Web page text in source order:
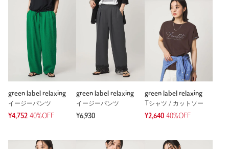
※レビューは、個人の主観による感想・体感によるもので、商品の効果や性
能を保証するものではありません。
もっと見る
green label relaxing
イージーパンツ
¥4,752 40%OFF
green label relaxing
イージーパンツ
¥6,930
green label relaxing
Tシャツ / カットソー
¥2,640 40%OFF